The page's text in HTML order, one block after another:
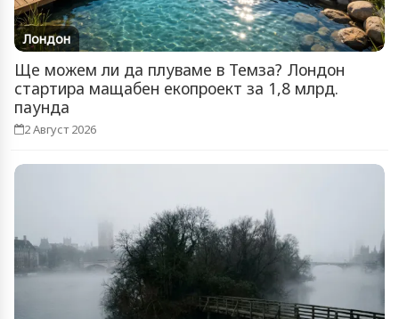
Лондон
Ще можем ли да плуваме в Темза? Лондон
стартира мащабен екопроект за 1,8 млрд.
паунда
2 Август 2026